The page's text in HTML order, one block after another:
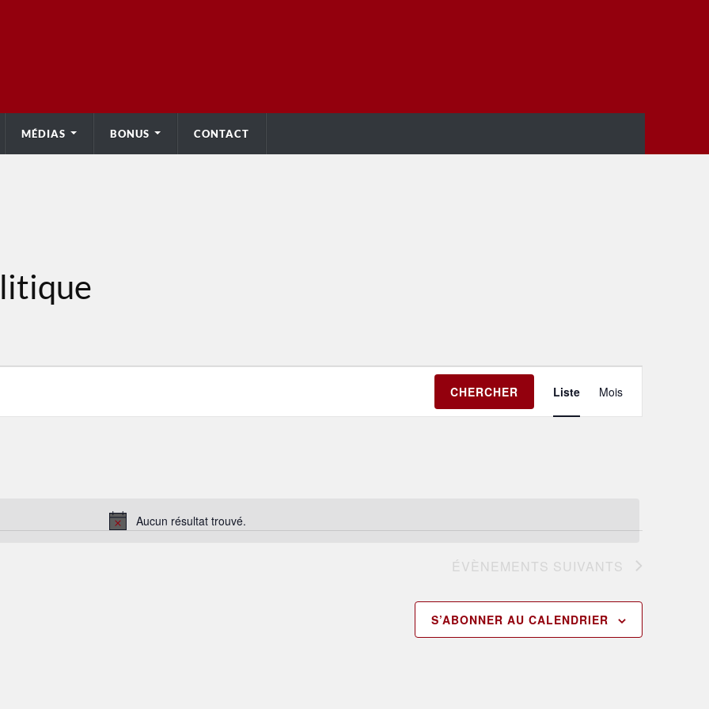
MÉDIAS BONUS CONTACT
Notice
Aucun résultat trouvé.
CHERCHER
de
Liste Mois
ÉVÈNEMENTS SUIVANTS
S’ABONNER AU CALENDRIER